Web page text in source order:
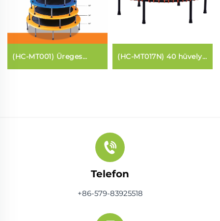
(HC-MT001) Üreges
trampolin
(HC-MT017N) 40 hüvelyk
körlapos
Telefon
+86-579-83925518